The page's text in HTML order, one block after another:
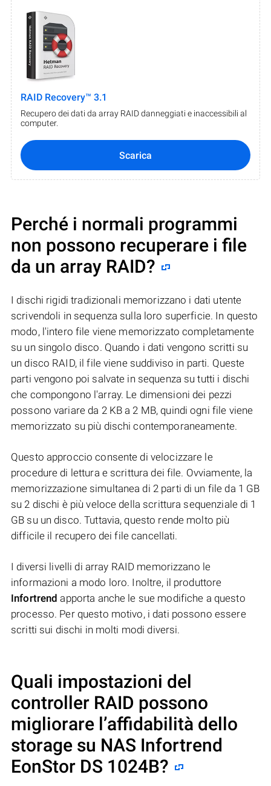
RAID Recovery™ 3.1
Recupero dei dati da array RAID danneggiati e inaccessibili al
computer.
Scarica
Perché i normali programmi
non possono recuperare i file
da un array RAID?
I dischi rigidi tradizionali memorizzano i dati utente
scrivendoli in sequenza sulla loro superficie. In questo
modo, l'intero file viene memorizzato completamente
su un singolo disco. Quando i dati vengono scritti su
un disco RAID, il file viene suddiviso in parti. Queste
parti vengono poi salvate in sequenza su tutti i dischi
che compongono l'array. Le dimensioni dei pezzi
possono variare da 2 KB a 2 MB, quindi ogni file viene
memorizzato su più dischi contemporaneamente.
Questo approccio consente di velocizzare le
procedure di lettura e scrittura dei file. Ovviamente, la
memorizzazione simultanea di 2 parti di un file da 1 GB
su 2 dischi è più veloce della scrittura sequenziale di 1
GB su un disco. Tuttavia, questo rende molto più
difficile il recupero dei file cancellati.
I diversi livelli di array RAID memorizzano le
informazioni a modo loro. Inoltre, il produttore
Infortrend apporta anche le sue modifiche a questo
processo. Per questo motivo, i dati possono essere
scritti sui dischi in molti modi diversi.
Quali impostazioni del
controller RAID possono
migliorare l’affidabilità dello
storage su NAS Infortrend
EonStor DS 1024B?